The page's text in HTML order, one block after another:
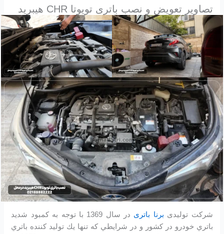
تصاویر تعویض و نصب باتری تویوتا CHR هیبرید
شرکت تولیدی برنا باتری
در سال 1369 با توجه به كمبود شديد
باتري خودرو در كشور و در شرايطي كه تنها يك توليد كننده باتري